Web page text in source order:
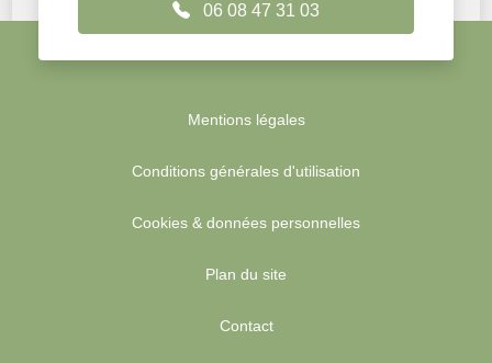
06 08 47 31 03
Mentions légales
Conditions générales d'utilisation
Cookies & données personnelles
Plan du site
Contact